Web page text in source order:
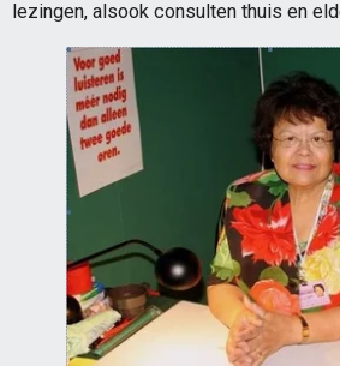
lezingen, alsook consulten thuis en